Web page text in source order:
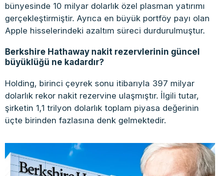
bünyesinde 10 milyar dolarlık özel plasman yatırımı
gerçekleştirmiştir. Ayrıca en büyük portföy payı olan
Apple hisselerindeki azaltım süreci durdurulmuştur.
Berkshire Hathaway nakit rezervlerinin güncel
büyüklüğü ne kadardır?
Holding, birinci çeyrek sonu itibarıyla 397 milyar
dolarlık rekor nakit rezervine ulaşmıştır. İlgili tutar,
şirketin 1,1 trilyon dolarlık toplam piyasa değerinin
üçte birinden fazlasına denk gelmektedir.